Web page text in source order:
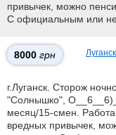
привычек, можно
С официальным или
8000 грн Луганск
г.Луганск. Сторож
"Cолнышко",
месяц/15-смен.
вредных привычек,